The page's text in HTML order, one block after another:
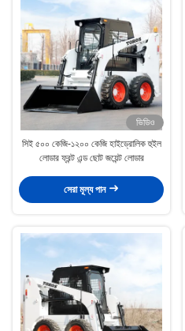
ভিডিও
সিই ৫০০ কেজি-১২০০ কেজি হাইড্রোলিক হুইল
লোডার ফ্রন্ট এন্ড ছোট জয়েন্ট লোডার
সেরা মূল্য পান